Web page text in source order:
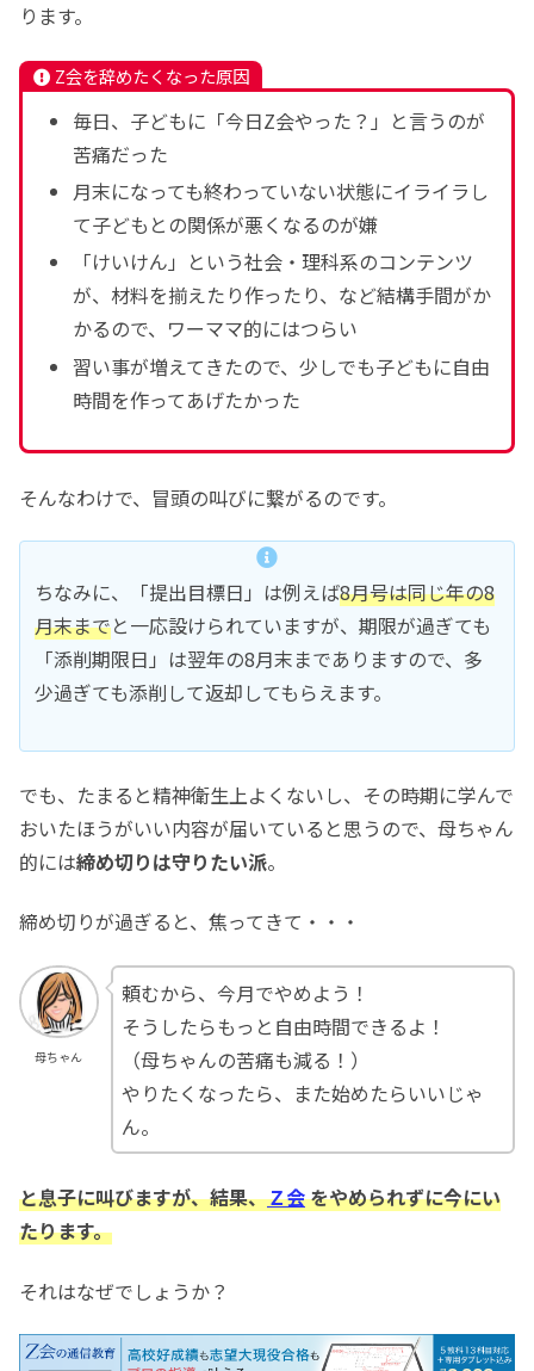
ります。
Z会を辞めたくなった原因
毎日、子どもに「今日Z会やった？」と言うのが
苦痛だった
月末になっても終わっていない状態にイライラし
て子どもとの関係が悪くなるのが嫌
「けいけん」という社会・理科系のコンテンツ
が、材料を揃えたり作ったり、など結構手間がか
かるので、ワーママ的にはつらい
習い事が増えてきたので、少しでも子どもに自由
時間を作ってあげたかった
そんなわけで、冒頭の叫びに繋がるのです。
ちなみに、「提出目標日」は例えば8月号は同じ年の8
月末までと一応設けられていますが、期限が過ぎても
「添削期限日」は翌年の8月末までありますので、多
少過ぎても添削して返却してもらえます。
でも、たまると精神衛生上よくないし、その時期に学んで
おいたほうがいい内容が届いていると思うので、母ちゃん
的には締め切りは守りたい派。
締め切りが過ぎると、焦ってきて・・・
母ちゃん
頼むから、今月でやめよう！
そうしたらもっと自由時間できるよ！
（母ちゃんの苦痛も減る！）
やりたくなったら、また始めたらいいじゃ
ん。
と息子に叫びますが、結果、Ｚ会をやめられずに今にい
たります。
それはなぜでしょうか？